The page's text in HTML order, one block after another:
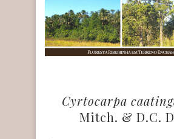
Cyrtocarpa
Mitch. & D.C.